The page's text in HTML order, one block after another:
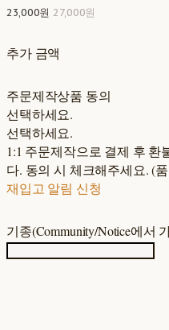
23,000원 27,000원
추가 금액
주문제작상품 동의
선택하세요.
선택하세요.
1:1 주문제작으로 결제 후 환
다. 동의 시 체크해주세요. (
재입고 알림 신청
기종(Community/Notice에서